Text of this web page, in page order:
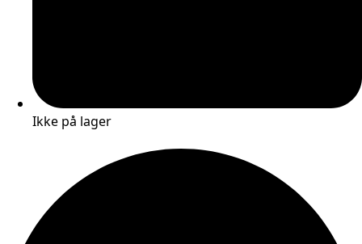
Ikke på lager